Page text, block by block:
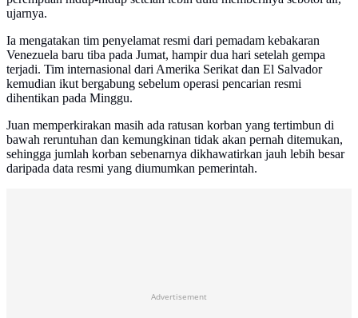
ujarnya.
Ia mengatakan tim penyelamat resmi dari pemadam kebakaran
Venezuela baru tiba pada Jumat, hampir dua hari setelah gempa
terjadi. Tim internasional dari Amerika Serikat dan El Salvador
kemudian ikut bergabung sebelum operasi pencarian resmi
dihentikan pada Minggu.
Juan memperkirakan masih ada ratusan korban yang tertimbun di
bawah reruntuhan dan kemungkinan tidak akan pernah ditemukan,
sehingga jumlah korban sebenarnya dikhawatirkan jauh lebih besar
daripada data resmi yang diumumkan pemerintah.
Advertisement